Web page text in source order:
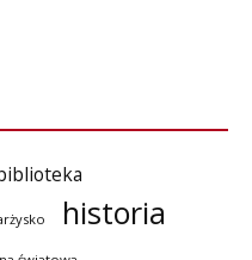
historia